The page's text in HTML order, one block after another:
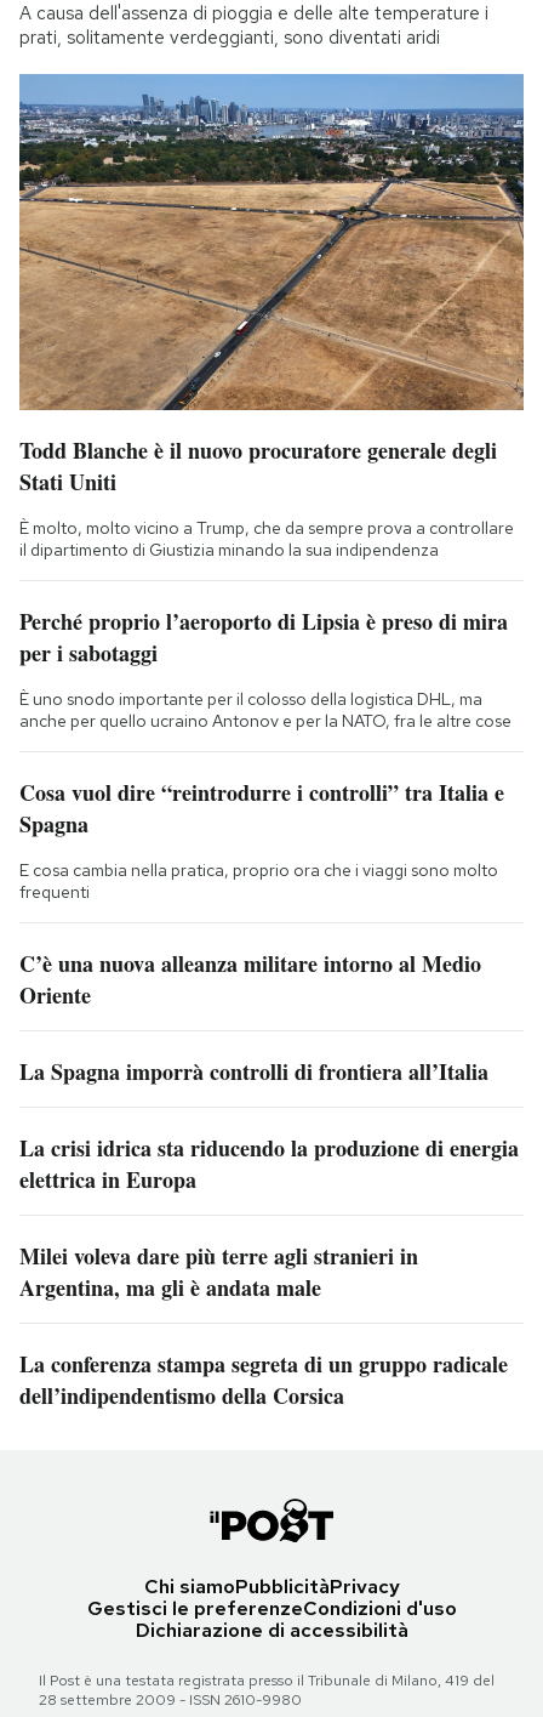
A causa dell'assenza di pioggia e delle alte temperature i
prati, solitamente verdeggianti, sono diventati aridi
Todd Blanche è il nuovo procuratore generale degli
Stati Uniti
È molto, molto vicino a Trump, che da sempre prova a controllare
il dipartimento di Giustizia minando la sua indipendenza
Perché proprio l’aeroporto di Lipsia è preso di mira
per i sabotaggi
È uno snodo importante per il colosso della logistica DHL, ma
anche per quello ucraino Antonov e per la NATO, fra le altre cose
Cosa vuol dire “reintrodurre i controlli” tra Italia e
Spagna
E cosa cambia nella pratica, proprio ora che i viaggi sono molto
frequenti
C’è una nuova alleanza militare intorno al Medio
Oriente
La Spagna imporrà controlli di frontiera all’Italia
La crisi idrica sta riducendo la produzione di energia
elettrica in Europa
Milei voleva dare più terre agli stranieri in
Argentina, ma gli è andata male
La conferenza stampa segreta di un gruppo radicale
dell’indipendentismo della Corsica
Chi siamoPubblicitàPrivacy
Gestisci le preferenzeCondizioni d'uso
Dichiarazione di accessibilità
Il Post è una testata registrata presso il Tribunale di Milano, 419 del
28 settembre 2009 - ISSN 2610-9980